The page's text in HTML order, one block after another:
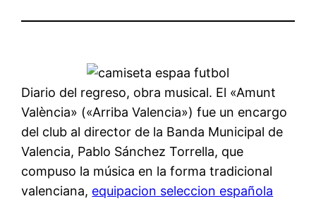
Diario del regreso, obra musical. El «Amunt
València» («Arriba Valencia») fue un encargo
del club al director de la Banda Municipal de
Valencia, Pablo Sánchez Torrella, que
compuso la música en la forma tradicional
valenciana, equipacion seleccion española